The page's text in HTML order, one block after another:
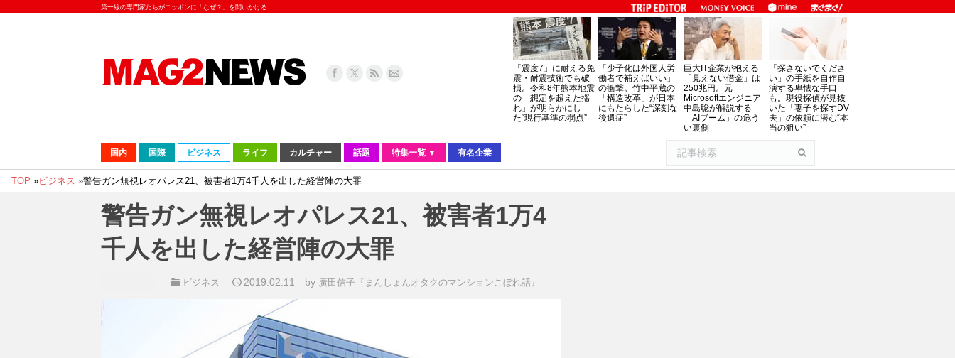
第一線の専門家たちがニッポンに「なぜ？」を問いかける
「震度7」に耐える免
震・耐震技術でも破
損。令和8年熊本地震
の「想定を超えた揺
れ」が明らかにし
た“現行基準の弱点”
「少子化は外国人労
働者で補えばいい」
の衝撃。竹中平蔵の
「構造改革」が日本
にもたらした“深刻な
後遺症”
巨大IT企業が抱える
「見えない借金」は
250兆円。元
Microsoftエンジニア
中島聡が解説する
「AIブーム」の危う
い裏側
「探さないでくださ
い」の手紙を自作自
演する卑怯な手口
も。現役探偵が見抜
いた「妻子を探すDV
夫」の依頼に潜む“本
当の狙い”
国内 国際 ビジネス ライフ カルチャー 話題 特集一覧 ▼ 有名企業
TOP »ビジネス »警告ガン無視レオパレス21、被害者1万4千人を出した経営陣の大罪
警告ガン無視レオパレス21、被害者1万4
千人を出した経営陣の大罪
ビジネス 2019.02.11 by 廣田信子『まんしょんオタクのマンションこぼれ話』